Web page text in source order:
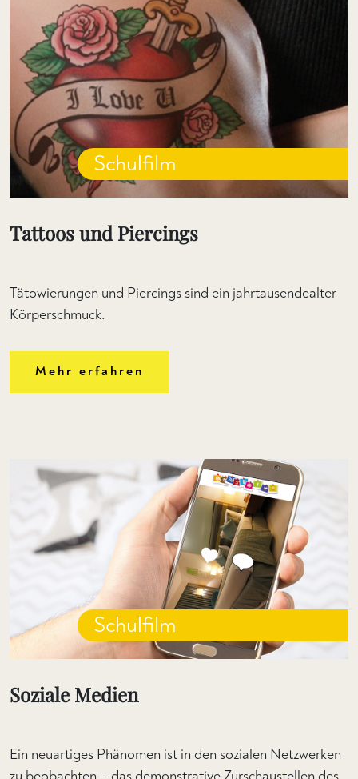
Schulfilm
Tattoos und Piercings
Tätowierungen und Piercings sind ein jahrtausendealter
Körperschmuck.
Mehr erfahren
Schulfilm
Soziale Medien
Ein neuartiges Phänomen ist in den sozialen Netzwerken